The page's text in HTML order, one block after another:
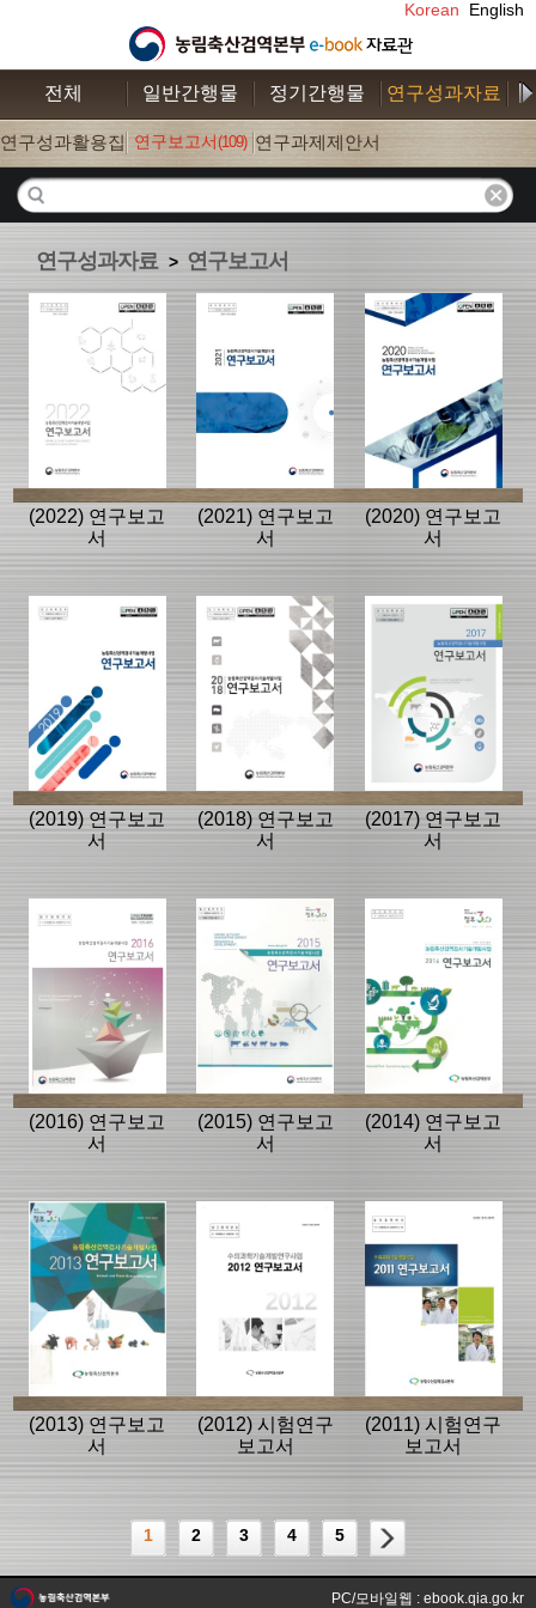
Korean English
전체 일반간행물 정기간행물 연구성과자료
연구성과활용집 (26)
연구보고서(109) 연구과제제안서
연구성과자료 > 연구보고서
(2022) 연구보고
서
(2021) 연구보고
서
(2020) 연구보고
서
(2019) 연구보고
서
(2018) 연구보고
서
(2017) 연구보고
서
(2016) 연구보고
서
(2015) 연구보고
서
(2014) 연구보고
서
(2013) 연구보고
서
(2012) 시험연구
보고서
(2011) 시험연구
보고서
1 2 3 4 5
PC/모바일웹 : ebook.qia.go.kr